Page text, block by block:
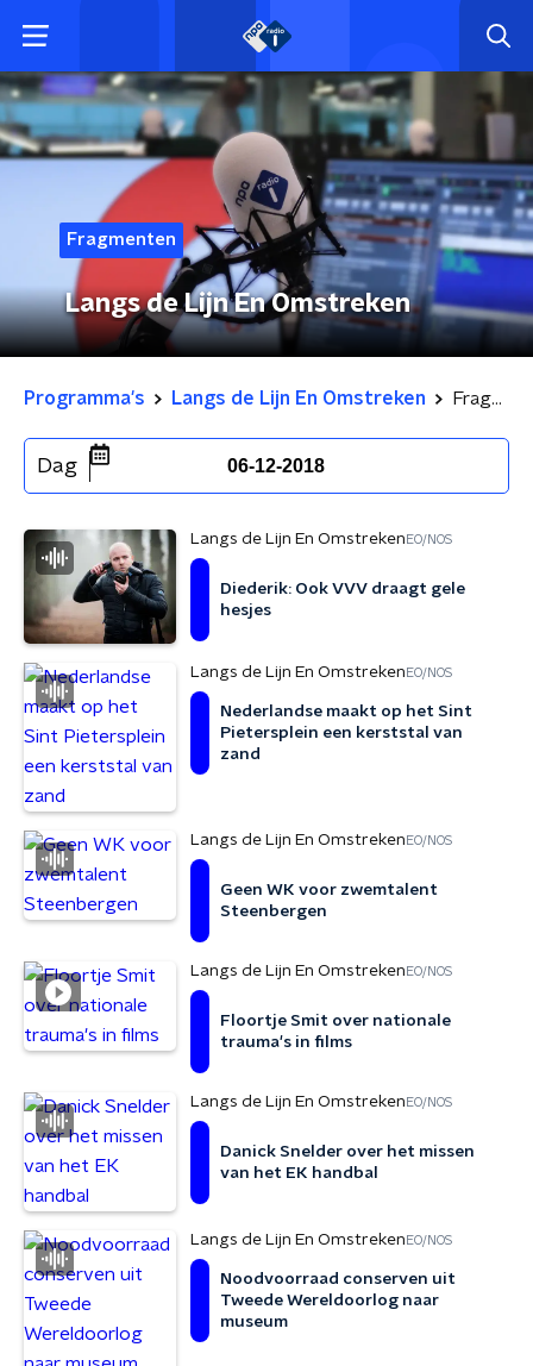
Fragmenten
Langs de Lijn En Omstreken
Programma's Langs de Lijn En Omstreken Fragmenten
Dag 06-12-2018
Langs de Lijn En Omstreken EO/NOS
Diederik: Ook VVV draagt gele
hesjes
Langs de Lijn En Omstreken EO/NOS
Nederlandse maakt op het Sint
Pietersplein een kerststal van
zand
Langs de Lijn En Omstreken EO/NOS
Geen WK voor zwemtalent
Steenbergen
Langs de Lijn En Omstreken EO/NOS
Floortje Smit over nationale
trauma's in films
Langs de Lijn En Omstreken EO/NOS
Danick Snelder over het missen
van het EK handbal
Langs de Lijn En Omstreken EO/NOS
Noodvoorraad conserven uit
Tweede Wereldoorlog naar
museum